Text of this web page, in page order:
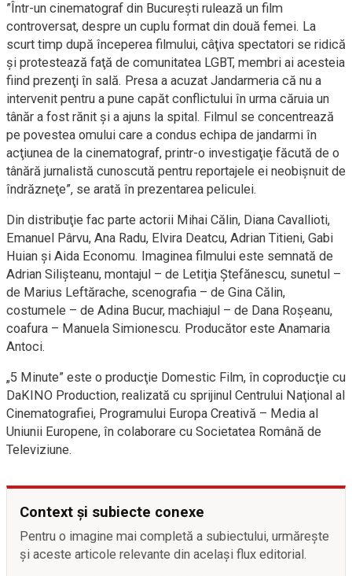
”Într-un cinematograf din Bucureşti rulează un film
controversat, despre un cuplu format din două femei. La
scurt timp după începerea filmului, câţiva spectatori se ridică
şi protestează faţă de comunitatea LGBT, membri ai acesteia
fiind prezenţi în sală. Presa a acuzat Jandarmeria că nu a
intervenit pentru a pune capăt conflictului în urma căruia un
tânăr a fost rănit şi a ajuns la spital. Filmul se concentrează
pe povestea omului care a condus echipa de jandarmi în
acţiunea de la cinematograf, printr-o investigaţie făcută de o
tânără jurnalistă cunoscută pentru reportajele ei neobişnuit de
îndrăzneţe”, se arată în prezentarea peliculei.
Din distribuţie fac parte actorii Mihai Călin, Diana Cavallioti,
Emanuel Pârvu, Ana Radu, Elvira Deatcu, Adrian Titieni, Gabi
Huian şi Aida Economu. Imaginea filmului este semnată de
Adrian Silişteanu, montajul – de Letiţia Ştefănescu, sunetul –
de Marius Leftărache, scenografia – de Gina Călin,
costumele – de Adina Bucur, machiajul – de Dana Roşeanu,
coafura – Manuela Simionescu. Producător este Anamaria
Antoci.
„5 Minute” este o producţie Domestic Film, în coproducţie cu
DaKINO Production, realizată cu sprijinul Centrului Naţional al
Cinematografiei, Programului Europa Creativă – Media al
Uniunii Europene, în colaborare cu Societatea Română de
Televiziune.
Context și subiecte conexe
Pentru o imagine mai completă a subiectului, urmărește
și aceste articole relevante din același flux editorial.